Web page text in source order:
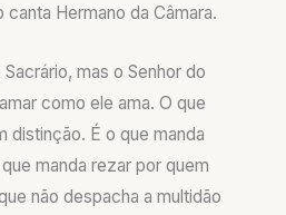
canta Hermano da Câmara.
mas o Senhor do
como ele ama. O que
distinção. É o que manda
manda rezar por quem
não despacha a multidão